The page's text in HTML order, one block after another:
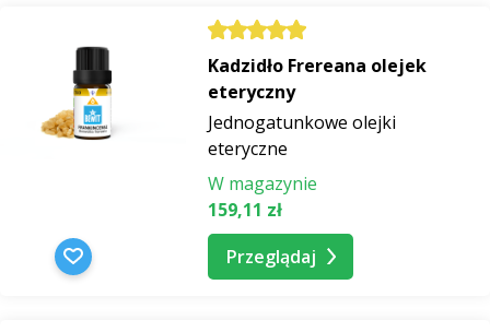
Kadzidło Frereana olejek
eteryczny
Jednogatunkowe olejki
eteryczne
W magazynie
159,11 zł
Przeglądaj